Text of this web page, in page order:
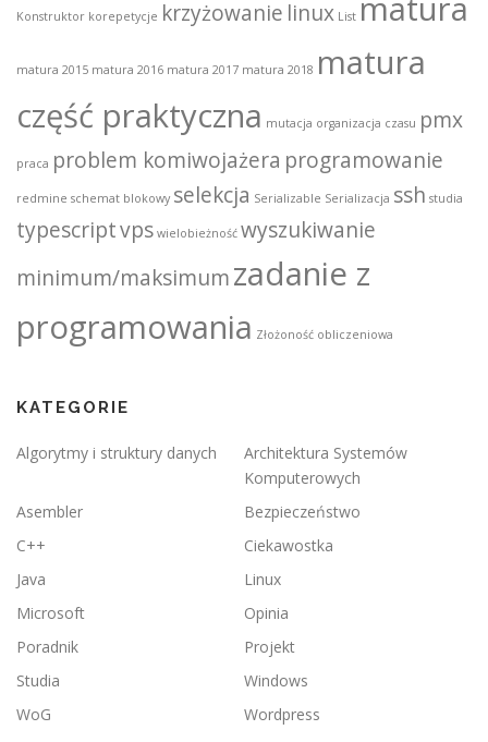
Konstruktor korepetycje krzyżowanie linux List
matura 2015 matura 2016 matura 2017 matura 2018 matura
część praktyczna mutacja organizacja czasu pmx
praca problem komiwojażera programowanie
redmine schemat blokowy selekcja Serializable Serializacja ssh studia
typescriptvps wielobieżność wyszukiwanie
minimum/maksimumzadanie z
programowania Złożoność obliczeniowa
KATEGORIE
Algorytmy i struktury danych
Architektura Systemów
Komputerowych
Asembler
Bezpieczeństwo
C++
Ciekawostka
Java
Linux
Microsoft
Opinia
Poradnik
Projekt
Studia
Windows
WoG
Wordpress